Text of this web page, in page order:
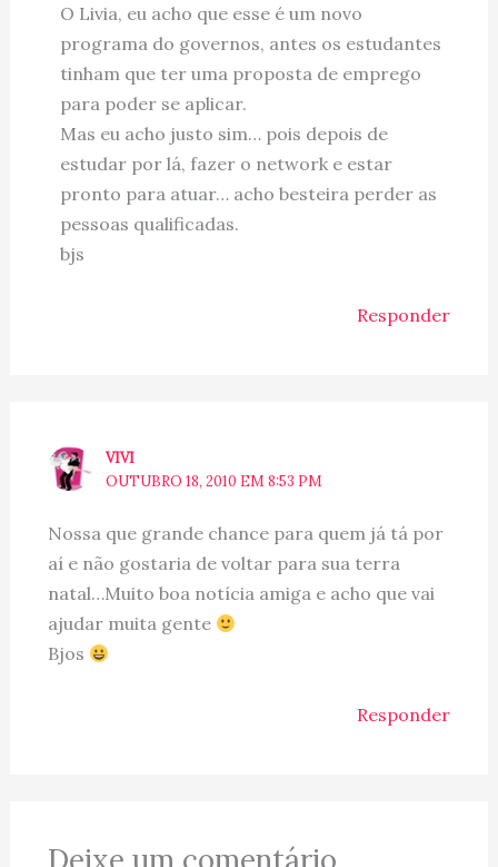
O Livia, eu acho que esse é um novo
programa do governos, antes os estudantes
tinham que ter uma proposta de emprego
para poder se aplicar.
Mas eu acho justo sim… pois depois de
estudar por lá, fazer o network e estar
pronto para atuar… acho besteira perder as
pessoas qualificadas.
bjs
Responder
VIVI
OUTUBRO 18, 2010 EM 8:53 PM
Nossa que grande chance para quem já tá por
aí e não gostaria de voltar para sua terra
natal…Muito boa notícia amiga e acho que vai
ajudar muita gente
Bjos
Responder